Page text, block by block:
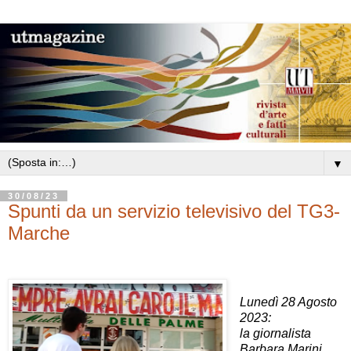
▼
30/08/23
Spunti da un servizio televisivo del TG3-
Marche
Lunedì 28 Agosto
2023:
la giornalista